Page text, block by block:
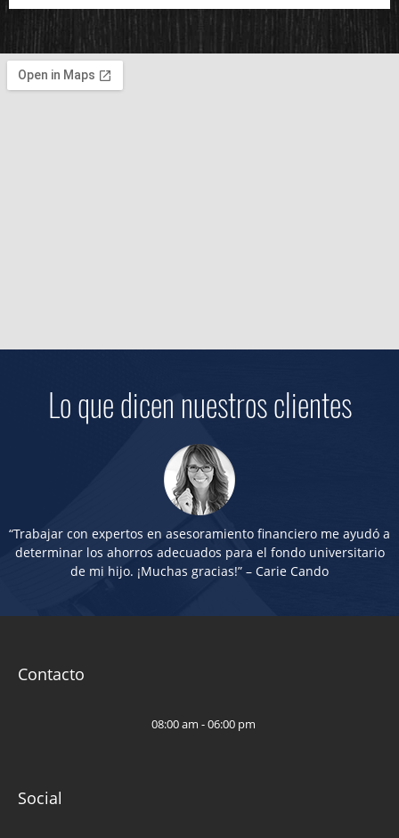
Lo que dicen nuestros clientes
“Trabajar con expertos en asesoramiento financiero me ayudó a
determinar los ahorros adecuados para el fondo universitario
de mi hijo. ¡Muchas gracias!” – Carie Cando
Contacto
08:00 am - 06:00 pm
Social